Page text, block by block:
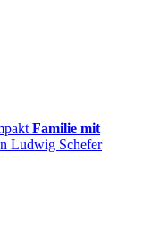
Familie mit
Ludwig Schefer